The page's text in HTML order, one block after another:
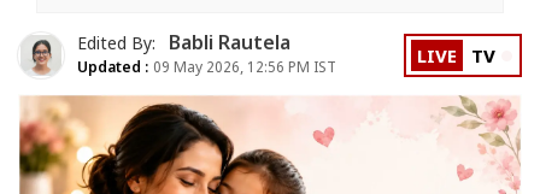
Edited By: Babli Rautela
Updated : 09 May 2026, 12:56 PM IST LIVE TV